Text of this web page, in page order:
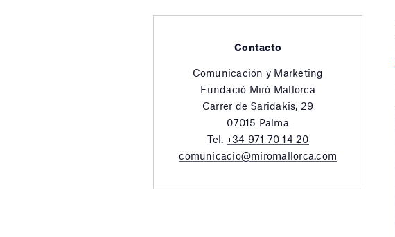
Contacto
Comunicación y Marketing
Fundació Miró Mallorca
Carrer de Saridakis, 29
07015 Palma
Tel. +34 971 70 14 20
comunicacio@miromallorca.com